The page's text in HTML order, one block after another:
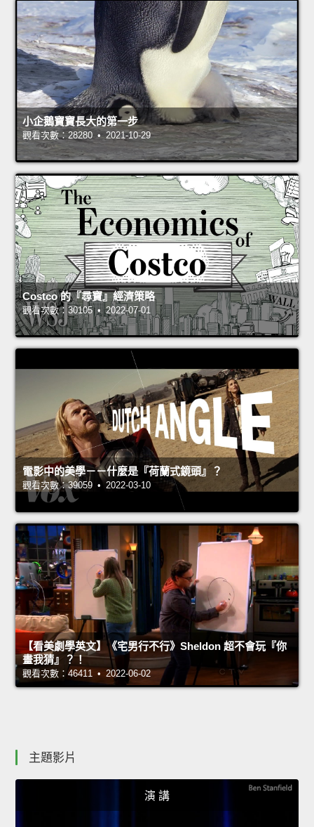
小企鵝寶寶長大的第一步
觀看次數：28280 • 2021-10-29
Costco 的『尋寶』經濟策略
觀看次數：30105 • 2022-07-01
電影中的美學－－什麼是『荷蘭式鏡頭』？
觀看次數：39059 • 2022-03-10
【看美劇學英文】《宅男行不行》Sheldon 超不會玩『你
畫我猜』？！
觀看次數：46411 • 2022-06-02
主題影片
演 講